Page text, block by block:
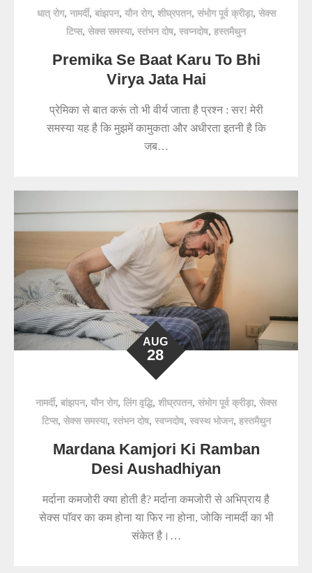
धात् रोग, नामर्दी, बांझपन, यौन रोग, शीघ्रपतन, संभोग पूर्व क्रीड़ा, सेक्स
टिप्स, सेक्स समस्या, स्तंभन दोष, स्वप्नदोष, हस्तमैथुन
Premika Se Baat Karu To Bhi
Virya Jata Hai
प्रेमिका से बात करूं तो भी वीर्य जाता है प्रश्न : सर! मेरी
समस्या यह है कि मुझमें कामुकता और अधीरता इतनी है कि
जब…
AUG
28
नामर्दी, बांझपन, यौन रोग, लिंग वृद्धि, शीघ्रपतन, संभोग पूर्व क्रीड़ा, सेक्स
टिप्स, सेक्स समस्या, स्तंभन दोष, स्वप्नदोष, स्वस्थ भोजन, हस्तमैथुन
Mardana Kamjori Ki Ramban
Desi Aushadhiyan
मर्दाना कमजोरी क्या होती है? मर्दाना कमजोरी से अभिप्राय है
सेक्स पाॅवर का कम होना या फिर ना होना, जोकि नामर्दी का भी
संकेत है।…